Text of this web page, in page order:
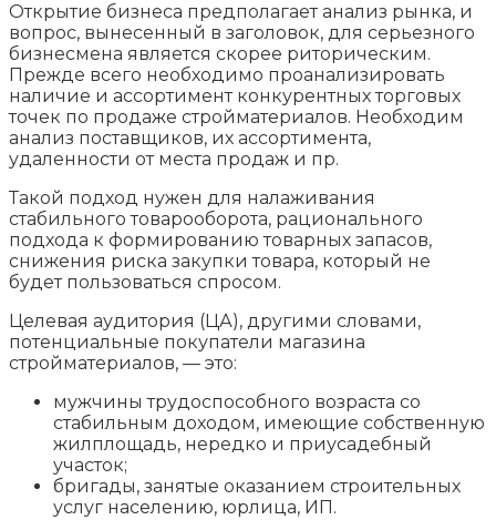
Открытие бизнеса предполагает анализ рынка, и
вопрос, вынесенный в заголовок, для серьезного
бизнесмена является скорее риторическим.
Прежде всего необходимо проанализировать
наличие и ассортимент конкурентных торговых
точек по продаже стройматериалов. Необходим
анализ поставщиков, их ассортимента,
удаленности от места продаж и пр.
Такой подход нужен для налаживания
стабильного товарооборота, рационального
подхода к формированию товарных запасов,
снижения риска закупки товара, который не
будет пользоваться спросом.
Целевая аудитория (ЦА), другими словами,
потенциальные покупатели магазина
стройматериалов, — это:
мужчины трудоспособного возраста со
стабильным доходом, имеющие собственную
жилплощадь, нередко и приусадебный
участок;
бригады, занятые оказанием строительных
услуг населению, юрлица, ИП.